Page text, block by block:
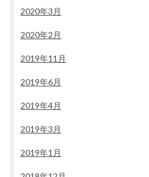
2020年3月
2020年2月
2019年11月
2019年6月
2019年4月
2019年3月
2019年1月